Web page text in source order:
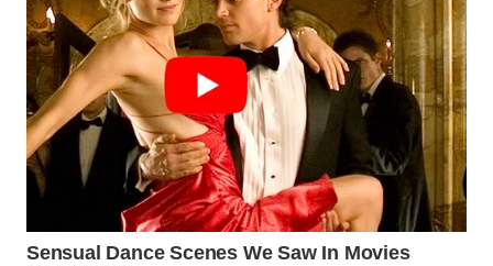
WAHANA
KONSUMEN
WAHANA
LISTRIK
TRAVEL